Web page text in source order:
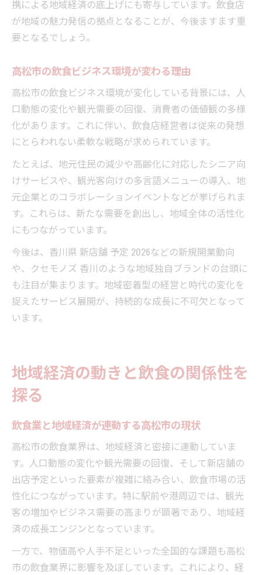
携による地域経済の底上げにも寄与しています。飲食店
が地域の魅力発信の拠点となることが、今後ますます重
要となるでしょう。
高松市の飲食ビジネス環境が変わる理由
高松市の飲食ビジネス環境が変化している背景には、人
口動態の変化や観光需要の回復、消費者の価値観の多様
化があります。これに伴い、飲食店経営者は従来の発想
にとらわれない柔軟な戦略が求められています。
たとえば、地元住民の減少や高齢化に対応したシニア向
けサービスや、観光客向けの多言語メニューの導入、地
元企業とのコラボレーションイベントなどが挙げられま
す。これらは、新たな需要を創出し、地域全体の活性化
にもつながっています。
今後は、香川県 新店舗 予定 2026などの新規開業動向
や、クセモノズ 香川のような地域独自ブランドの台頭に
も注目が集まります。地域密着型の経営と時代の変化を
捉えたサービス展開が、持続的な成長に不可欠となって
います。
地域経済の動きと飲食の関係性を
探る
飲食業と地域経済が連動する高松市の現状
高松市の飲食業界は、地域経済と密接に連動していま
す。人口動態の変化や観光需要の回復、そして新店舗の
出店予定といった要素が複雑に絡み合い、飲食市場の活
性化につながっています。特に駅前や港周辺では、観光
客の増加やビジネス需要の高まりが顕著であり、地域経
済の成長エンジンとなっています。
一方で、物価高や人手不足といった全国的な課題も高松
市の飲食業界に影響を及ぼしています。これにより、経